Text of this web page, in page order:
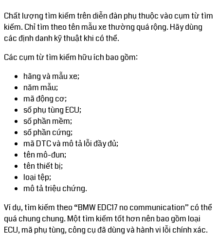
Chất lượng tìm kiếm trên diễn đàn phụ thuộc vào cụm từ tìm
kiếm. Chỉ tìm theo tên mẫu xe thường quá rộng. Hãy dùng
các định danh kỹ thuật khi có thể.
Các cụm từ tìm kiếm hữu ích bao gồm:
hãng và mẫu xe;
năm mẫu;
mã động cơ;
số phụ tùng ECU;
số phần mềm;
số phần cứng;
mã DTC và mô tả lỗi đầy đủ;
tên mô-đun;
tên thiết bị;
loại tệp;
mô tả triệu chứng.
Ví dụ, tìm kiếm theo “BMW EDC17 no communication” có thể
quá chung chung. Một tìm kiếm tốt hơn nên bao gồm loại
ECU, mã phụ tùng, công cụ đã dùng và hành vi lỗi chính xác.